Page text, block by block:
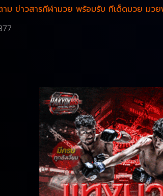
ม ข่าวสารกีฬามวย พร้อมรับ ทีเด็ดมวย มว